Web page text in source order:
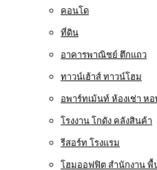
คอนโด
ที่ดิน
อาคารพาณิชย์ ตึกแถว
ทาวน์เฮ้าส์ ทาวน์โฮม
อพาร์ทเม้นท์ ห้องเช่า ห
โรงงาน โกดัง คลังสินค้า
รีสอร์ท โรงแรม
โฮมออฟฟิต สำนักงาน พื้